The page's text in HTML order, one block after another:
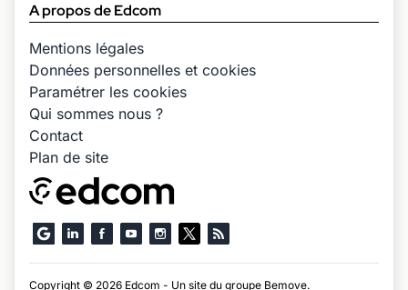
A propos de Edcom
Mentions légales
Données personnelles et cookies
Paramétrer les cookies
Qui sommes nous ?
Contact
Plan de site
Copyright © 2026 Edcom - Un site du groupe Bemove.